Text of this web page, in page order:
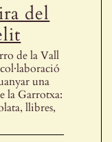
del
de la Vall
una
la Garrotxa:
llibres,